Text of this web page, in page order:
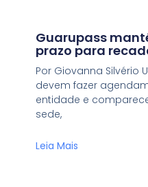
Guarupass
prazo para
Bilhete Escolar
Por Giovanna Silvério
devem fazer
entidade e
sede,
Leia Mais